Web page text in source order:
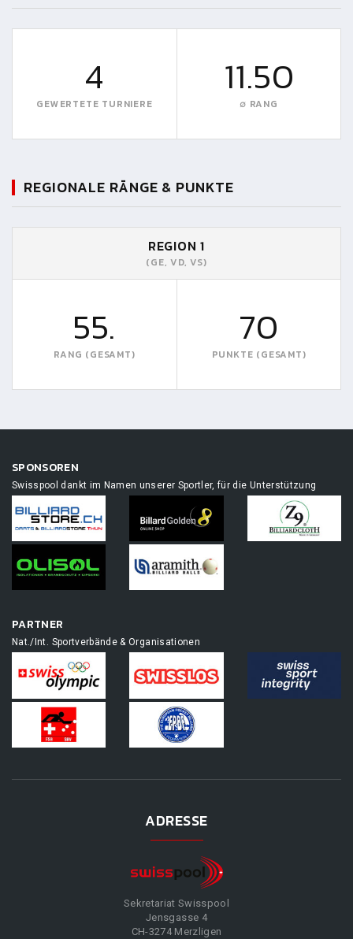
4
GEWERTETE TURNIERE
11.50
∅ RANG
REGIONALE RÄNGE & PUNKTE
REGION 1
(GE, VD, VS)
55.
RANG (GESAMT)
70
PUNKTE (GESAMT)
SPONSOREN
Swisspool dankt im Namen unserer Sportler, für die Unterstützung
PARTNER
Nat./Int. Sportverbände & Organisationen
ADRESSE
Sekretariat Swisspool
Jensgasse 4
CH-3274 Merzligen